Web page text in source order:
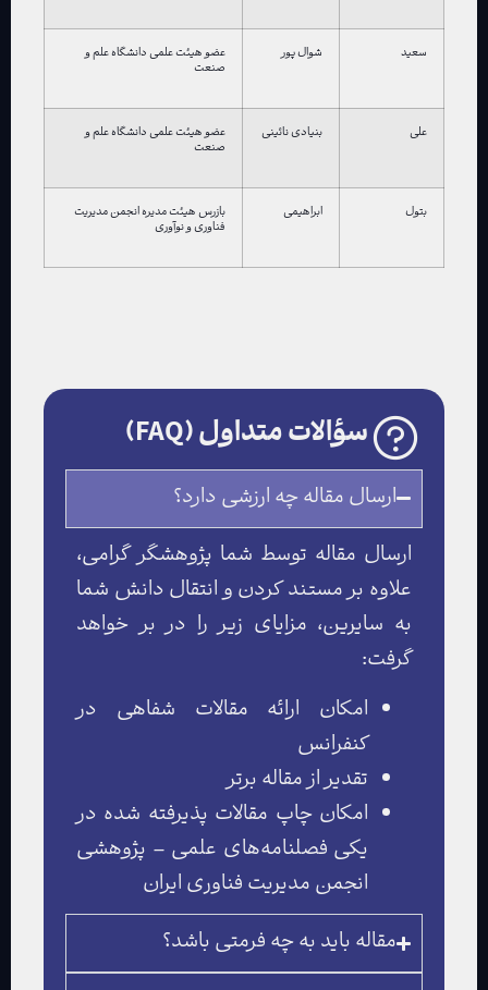
سعید شوال پور عضو هیئت علمی دانشگاه علم و
صنعت
علی بنیادی نائینی عضو هیئت علمی دانشگاه علم و
صنعت
بتول ابراهیمی بازرس هیئت مدیره انجمن مدیریت
فناوری و نوآوری
سؤالات متداول (FAQ)
ارسال مقاله چه ارزشی دارد؟
ارسال مقاله توسط شما پژوهشگر گرامی،
علاوه بر مستند کردن و انتقال دانش شما
به سایرین، مزایای زیر را در بر خواهد
گرفت:
امکان ارائه مقالات شفاهی در
کنفرانس
تقدیر از مقاله برتر
امکان چاپ مقالات پذیرفته شده در
یکی فصلنامه‌های علمی – پژوهشی
انجمن مدیریت فناوری ایران
مقاله باید به چه فرمتی باشد؟